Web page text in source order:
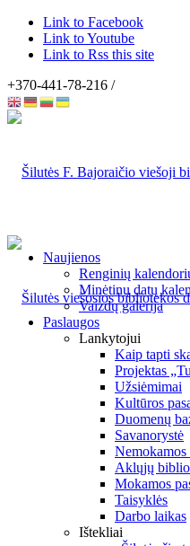
Link to Facebook
Link to Youtube
Link to Rss this site
+370-441-78-216 /
Naujienos
Renginių
Minėtinų datų
Vaizdų galerija
Paslaugos
Lankytojui
Kaip tapti
Projektas
Užsiėmimai
Kultūros
Duomenų
Savanorystė
Nemokamos
Aklųjų
Mokamos
Taisyklės
Darbo laikas
Ištekliai